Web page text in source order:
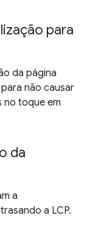
para
da página
não causar
no toque em
da
a
a LCP.